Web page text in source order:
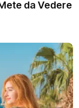
da Vedere